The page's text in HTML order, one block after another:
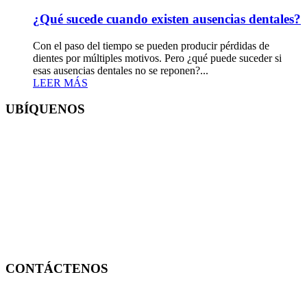
¿Qué sucede cuando existen ausencias dentales?
Con el paso del tiempo se pueden producir pérdidas de
dientes por múltiples motivos. Pero ¿qué puede suceder si
esas ausencias dentales no se reponen?...
LEER MÁS
UBÍQUENOS
CONTÁCTENOS